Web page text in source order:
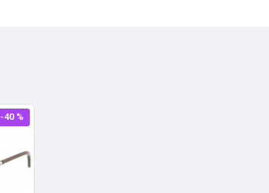
-40 %